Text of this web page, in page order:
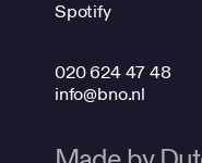
Spotify
020 624 47 48
info@bno.nl